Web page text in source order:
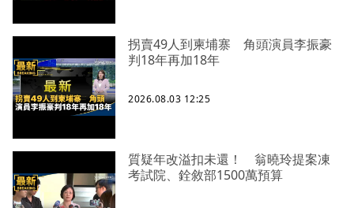
拐賣49人到柬埔寨 角頭演員李振豪
判18年再加18年
2026.08.03 12:25
質疑年改溢扣未還！ 翁曉玲提案凍
考試院、銓敘部1500萬預算